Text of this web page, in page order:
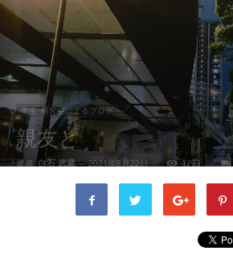
学生･研究生によるブログ
親友と
書者 白石 武蔵 - 2021年8月22日 1293